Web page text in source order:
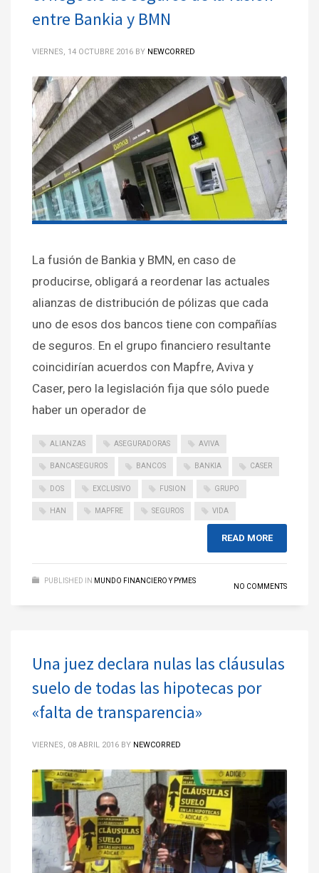
entre Bankia y BMN
VIERNES, 14 OCTUBRE 2016 BY NEWCORRED
La fusión de Bankia y BMN, en caso de
producirse, obligará a reordenar las actuales
alianzas de distribución de pólizas que cada
uno de esos dos bancos tiene con compañías
de seguros. En el grupo financiero resultante
coincidirían acuerdos con Mapfre, Aviva y
Caser, pero la legislación fija que sólo puede
haber un operador de
ALIANZAS ASEGURADORAS AVIVA
BANCASEGUROS BANCOS BANKIA CASER
DOS EXCLUSIVO FUSION GRUPO
HAN MAPFRE SEGUROS VIDA
READ MORE
PUBLISHED IN MUNDO FINANCIERO Y PYMES
NO COMMENTS
Una juez declara nulas las cláusulas
suelo de todas las hipotecas por
«falta de transparencia»
VIERNES, 08 ABRIL 2016 BY NEWCORRED